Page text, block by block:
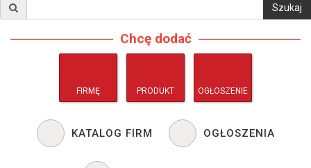
Chcę dodać
FIRMĘ PRODUKT OGŁOSZENIE
KATALOG FIRM OGŁOSZENIA